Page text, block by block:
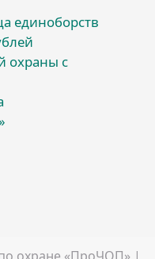
единоборств
охраны с